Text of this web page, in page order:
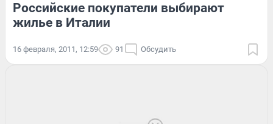
Российские покупатели выбирают
жилье в Италии
16 февраля, 2011, 12:59 91 Обсудить